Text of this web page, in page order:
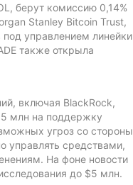
берут комиссию 0,14%
Stanley Bitcoin Trust,
управлением линейки
также открыла
включая BlackRock,
млн на поддержку
угроз со стороны
управлять средствами,
На фоне новости
до $5 млн.